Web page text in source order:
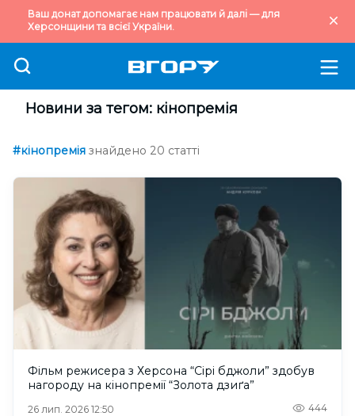
Ваш донат допомагає нам працювати й далі — для
Херсонщини та всієї України.
Новини за тегом: кінопремія
#кінопремія знайдено 20 статті
Фільм режисера з Херсона “Сірі бджоли” здобув
нагороду на кінопремії “Золота дзиґа”
26 лип. 2026 12:50 444